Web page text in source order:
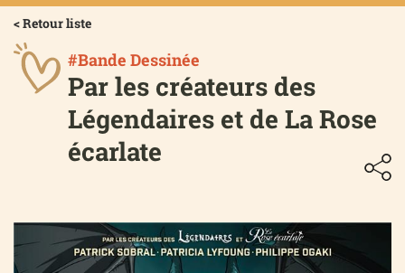
< Retour liste
#Bande Dessinée
Par les créateurs des
Légendaires et de La Rose
écarlate